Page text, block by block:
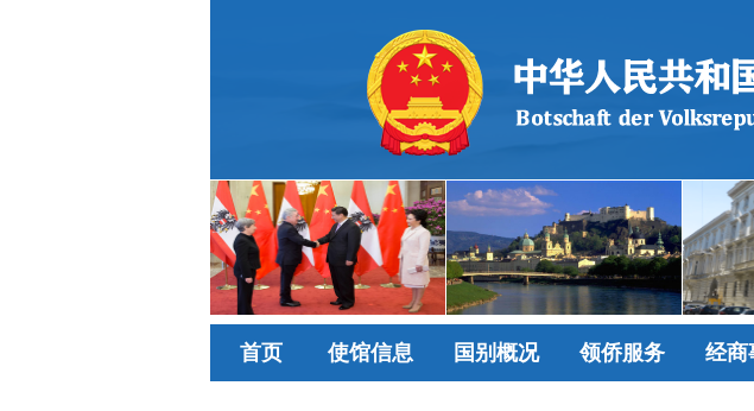
首页 使馆信息 国别概况 领侨服务 经商